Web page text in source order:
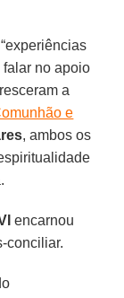
falar no apoio
a
e
, ambos os
encarnou
conciliar.